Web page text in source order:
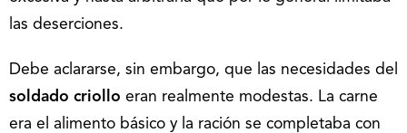
las deserciones.
Debe aclararse, sin embargo, que las necesidades del
soldado criollo eran realmente modestas. La carne
era el alimento básico y la ración se completaba con